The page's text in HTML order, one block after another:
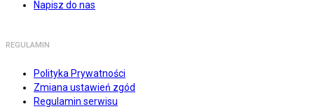
Napisz do nas
REGULAMIN
Polityka Prywatności
Zmiana ustawień zgód
Regulamin serwisu